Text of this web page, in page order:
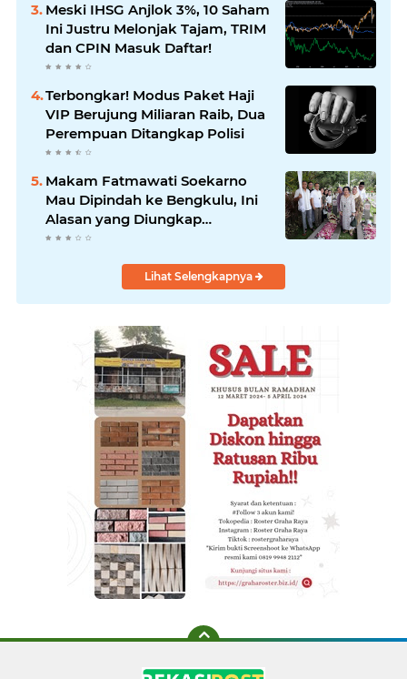
Meski IHSG Anjlok 3%, 10 Saham
Ini Justru Melonjak Tajam, TRIM
dan CPIN Masuk Daftar!
Terbongkar! Modus Paket Haji
VIP Berujung Miliaran Raib, Dua
Perempuan Ditangkap Polisi
Makam Fatmawati Soekarno
Mau Dipindah ke Bengkulu, Ini
Alasan yang Diungkap
Gubernur
Lihat Selengkapnya